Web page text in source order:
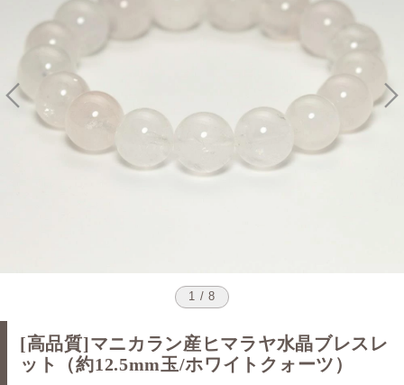
1 / 8
[高品質]マニカラン産ヒマラヤ水晶ブレスレ
ット（約12.5mm玉/ホワイトクォーツ）